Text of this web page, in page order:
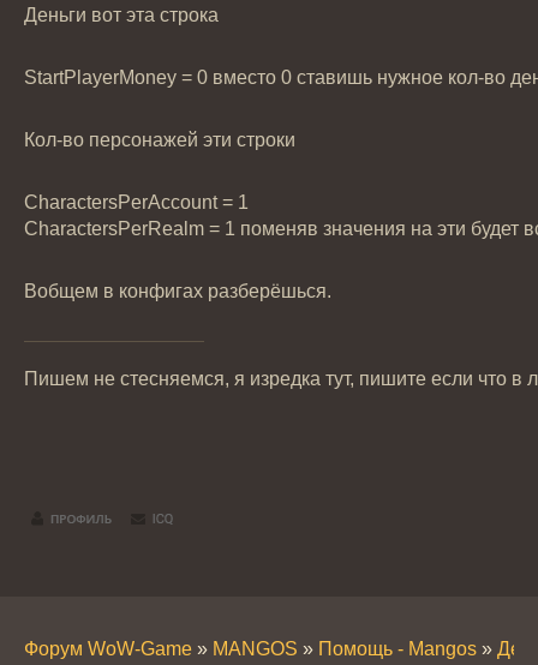
Деньги вот эта строка
StartPlayerMoney = 0 вместо 0 ставишь нужное кол-во
Кол-во персонажей эти строки
CharactersPerAccount = 1
CharactersPerRealm = 1 поменяв значения на эти будет
Вобщем в конфигах разберёшься.
Пишем не стесняемся, я изредка тут, пишите если что
Форум WoW-Game » MANGOS » Помощь - Mangos »